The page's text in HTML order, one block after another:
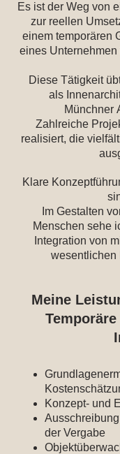
Es ist der Weg von
zur reellen
einem temporären
eines
Diese Tätigkeit
als
Münchner
Zahlreiche
realisiert, die
Klare
Im Gestalten
Menschen sehe
Integration von
wesentlichen
Meine
Konzept- und
der Vergabe